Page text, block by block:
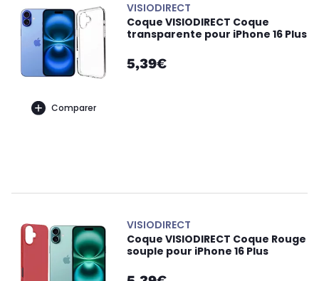
Comparer
VISIODIRECT
Coque VISIODIRECT Coque
transparente pour iPhone 16 Plus
5,39€
VISIODIRECT
Coque VISIODIRECT Coque Rouge
souple pour iPhone 16 Plus